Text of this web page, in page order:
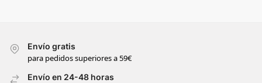
Envío gratis
para pedidos superiores a 59€
Envío en 24-48 horas